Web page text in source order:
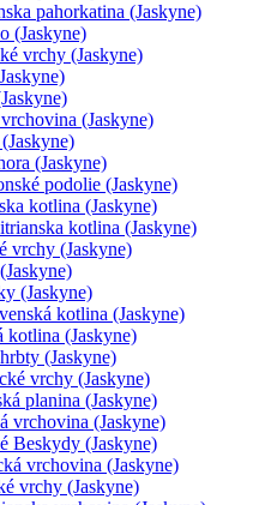
pahorkatina (Jaskyne)
(Jaskyne)
vrchy (Jaskyne)
(Jaskyne)
(Jaskyne)
podolie (Jaskyne)
kotlina (Jaskyne)
kotlina (Jaskyne)
vrchy (Jaskyne)
(Jaskyne)
kotlina (Jaskyne)
kotlina (Jaskyne)
(Jaskyne)
vrchy (Jaskyne)
planina (Jaskyne)
vrchovina (Jaskyne)
Beskydy (Jaskyne)
vrchovina (Jaskyne)
vrchy (Jaskyne)